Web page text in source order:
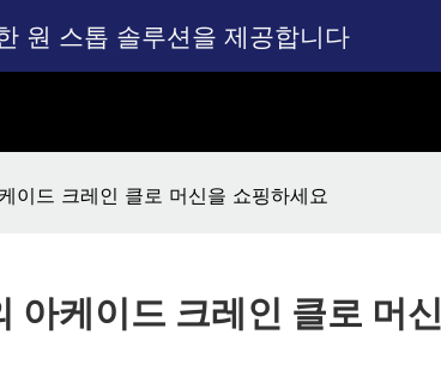
원 스톱 솔루션을 제공합니다
이드 크레인 클로 머신을 쇼핑하세요
아케이드 크레인 클로 머